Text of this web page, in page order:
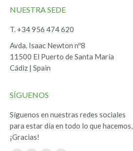
NUESTRA SEDE
T. +34 956 474 620
Avda. Isaac Newton nº8
11500 El Puerto de Santa María
Cádiz | Spain
SÍGUENOS
Síguenos en nuestras redes sociales
para estar día en todo lo que hacemos,
¡Gracias!